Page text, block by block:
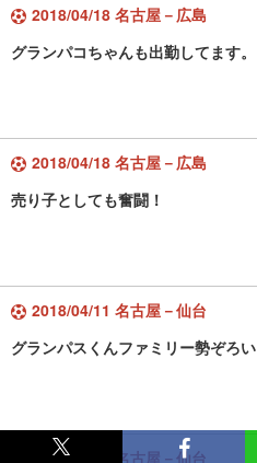
2018/04/18 名古屋－広島
グランパコちゃんも出勤してます。
2018/04/18 名古屋－広島
売り子としても奮闘！
2018/04/11 名古屋－仙台
グランパスくんファミリー勢ぞろい
2018/04/11 名古屋－仙台